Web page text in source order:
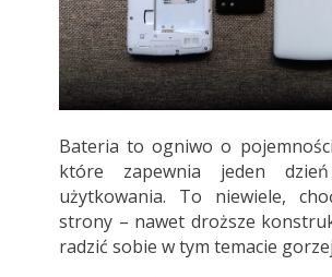
Bateria to ogniwo o
które zapewnia jeden
użytkowania. To niewiele,
strony – nawet droższe
radzić sobie w tym temacie